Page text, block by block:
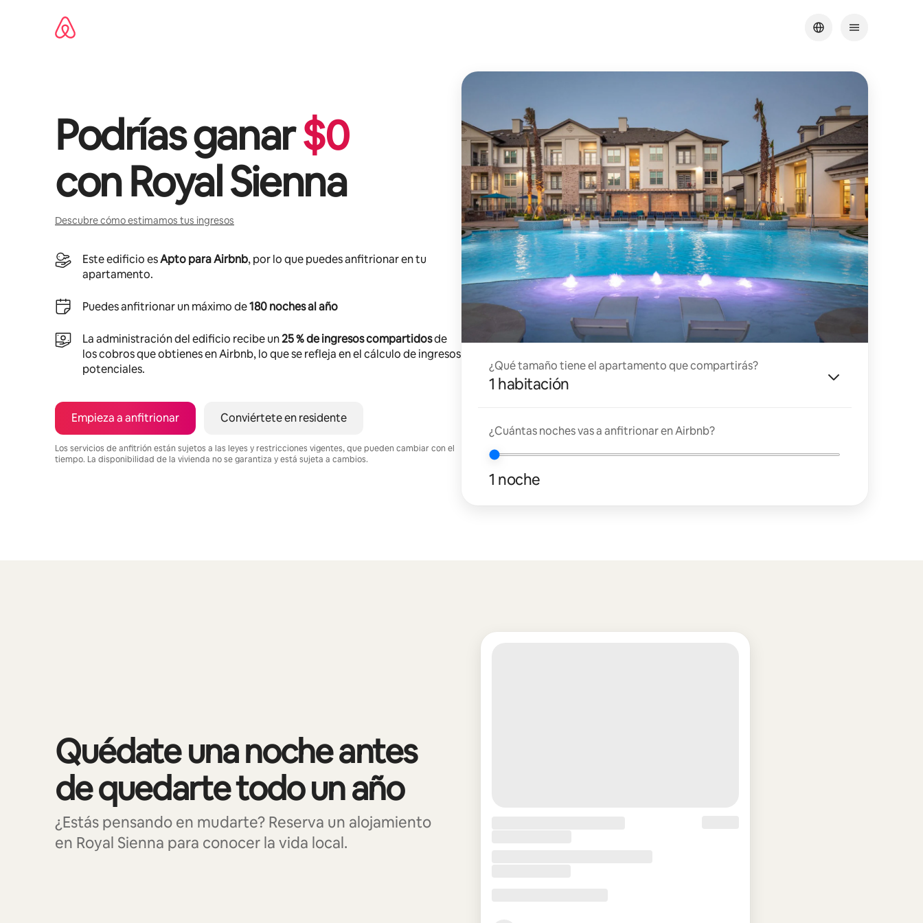
Podrías ganar$0
conRoyal Sienna
Descubre cómo estimamos tus ingresos
Este edificio esApto para Airbnb, por lo que puedes anfitrionar en tu
apartamento.
Puedes anfitrionar un máximo de180 noches al año
La administración del edificio recibe un25 % de ingresos compartidosde
los cobros que obtienes en Airbnb, lo que se refleja en el cálculo de ingresos
potenciales.
Empieza a anfitrionar Conviértete en residente
Los servicios de anfitrión están sujetos a las leyes y restricciones vigentes, que pueden cambiar con el
tiempo. La disponibilidad de la vivienda no se garantiza y está sujeta a cambios.
¿Qué tamaño tiene el apartamento que compartirás?
1 habitación
¿Cuántas noches vas a anfitrionar en Airbnb?
1 noche
Quédate una noche antes
de quedarte todo un año
¿Estás pensando en mudarte? Reserva un alojamiento
en Royal Sienna para conocer la vida local.